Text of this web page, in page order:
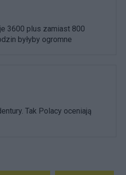
3600 plus zamiast 800
byłyby ogromne
Tak Polacy oceniają